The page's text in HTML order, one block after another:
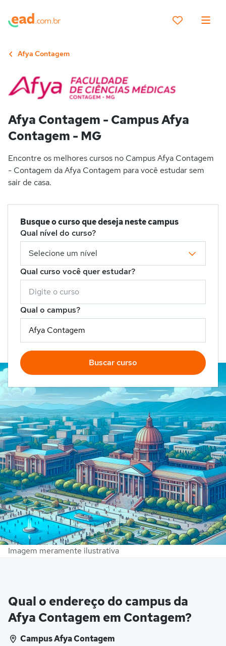
Afya Contagem
Afya Contagem - Campus Afya
Contagem - MG
Encontre os melhores cursos no Campus Afya Contagem
- Contagem da Afya Contagem para você estudar sem
sair de casa.
Busque o curso que deseja neste campus
Qual nível do curso?
Qual curso você quer estudar?
Qual o campus?
Buscar curso
Imagem meramente ilustrativa
Qual o endereço do campus da
Afya Contagem em Contagem?
Campus Afya Contagem